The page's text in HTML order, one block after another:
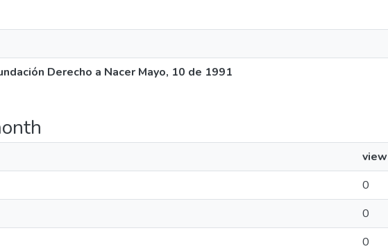
Derecho a Nacer Mayo, 10 de 1991
0
0
0